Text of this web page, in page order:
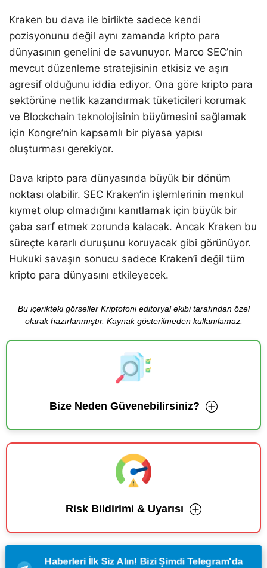
Kraken bu dava ile birlikte sadece kendi
pozisyonunu değil aynı zamanda kripto para
dünyasının genelini de savunuyor. Marco SEC’nin
mevcut düzenleme stratejisinin etkisiz ve aşırı
agresif olduğunu iddia ediyor. Ona göre kripto para
sektörüne netlik kazandırmak tüketicileri korumak
ve Blockchain teknolojisinin büyümesini sağlamak
için Kongre’nin kapsamlı bir piyasa yapısı
oluşturması gerekiyor.
Dava kripto para dünyasında büyük bir dönüm
noktası olabilir. SEC Kraken’in işlemlerinin menkul
kıymet olup olmadığını kanıtlamak için büyük bir
çaba sarf etmek zorunda kalacak. Ancak Kraken bu
süreçte kararlı duruşunu koruyacak gibi görünüyor.
Hukuki savaşın sonucu sadece Kraken’i değil tüm
kripto para dünyasını etkileyecek.
Bu içerikteki görseller Kriptofoni editoryal ekibi tarafından özel
olarak hazırlanmıştır. Kaynak gösterilmeden kullanılamaz.
Bize Neden Güvenebilirsiniz?
Risk Bildirimi & Uyarısı
Haberleri İlk Siz Alın! Bizi Şimdi Telegram'da